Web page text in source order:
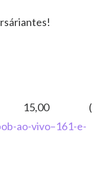
15,00 (
ao-vivo–161-e-